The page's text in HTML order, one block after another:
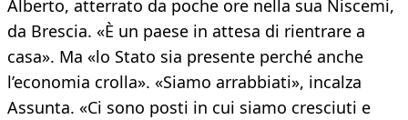
Alberto, atterrato da poche ore nella sua Niscemi,
da Brescia. «È un paese in attesa di rientrare a
casa». Ma «lo Stato sia presente perché anche
l’economia crolla». «Siamo arrabbiati», incalza
Assunta. «Ci sono posti in cui siamo cresciuti e